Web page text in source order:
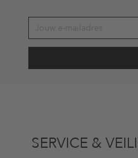
SERVICE &